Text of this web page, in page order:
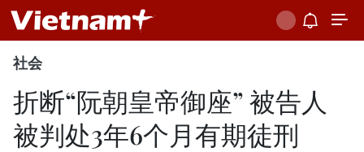
社会
折断“阮朝皇帝御座” 被告人
被判处3年6个月有期徒刑